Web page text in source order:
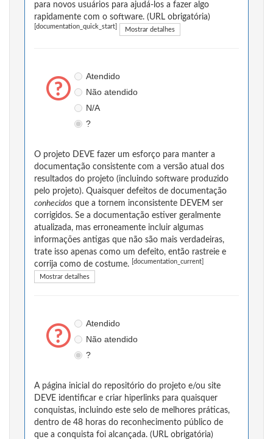
para novos usuários para ajudá-los a fazer algo
rapidamente com o software. (URL obrigatória)
[documentation_quick_start] Mostrar detalhes
Atendido
Não atendido
N/A
?
O projeto DEVE fazer um esforço para manter a
documentação consistente com a versão atual dos
resultados do projeto (incluindo software produzido
pelo projeto). Quaisquer defeitos de documentação
conhecidos que a tornem inconsistente DEVEM ser
corrigidos. Se a documentação estiver geralmente
atualizada, mas erroneamente incluir algumas
informações antigas que não são mais verdadeiras,
trate isso apenas como um defeito, então rastreie e
corrija como de costume.
[documentation_current]
Mostrar detalhes
Atendido
Não atendido
?
A página inicial do repositório do projeto e/ou site
DEVE identificar e criar hiperlinks para quaisquer
conquistas, incluindo este selo de melhores práticas,
dentro de 48 horas do reconhecimento público de
que a conquista foi alcançada. (URL obrigatória)